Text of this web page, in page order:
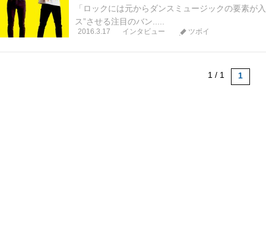
「ロックには元からダンスミュージックの要素が
ス”させる注目のバン.....
2016.3.17 インタビュー ツボイ
1 / 1 1